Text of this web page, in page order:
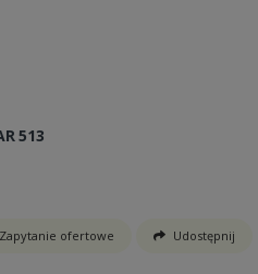
513
Zapytanie ofertowe Udostępnij